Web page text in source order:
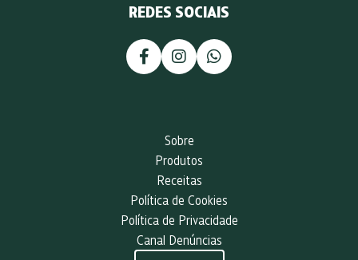
REDES SOCIAIS
Sobre
Produtos
Receitas
Política de Cookies
Política de Privacidade
Canal Denúncias